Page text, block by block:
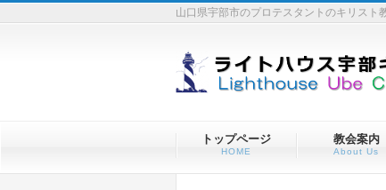
山口県宇部市のプロテスタントのキリスト
トップページ
HOME
教会案内
About Us